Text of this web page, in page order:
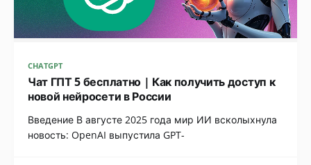
CHATGPT
Чат ГПТ 5 бесплатно | Как получить доступ к
новой нейросети в России
Введение В августе 2025 года мир ИИ всколыхнула
новость: OpenAI выпустила GPT-